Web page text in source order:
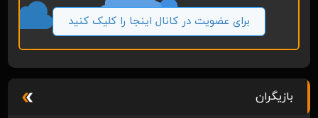
برای عضویت در کانال اینجا را کلیک کنید
بازیگران